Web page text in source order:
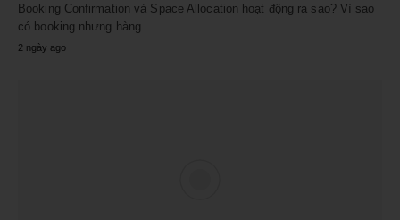
Booking Confirmation và Space Allocation hoạt động ra sao? Vì sao
có booking nhưng hàng…
2 ngày ago